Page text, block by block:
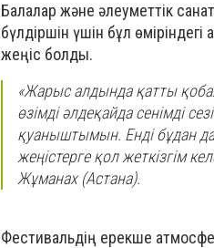
Балалар және әлеуметтік
бүлдіршін үшін бұл
жеңіс болды.
«Жарыс алдында қатты
өзімді әлдеқайда сенімді
қуаныштымын. Енді бұдан
жеңістерге қол жеткізгім
Жұманах (Астана).
Фестивальдің ерекше